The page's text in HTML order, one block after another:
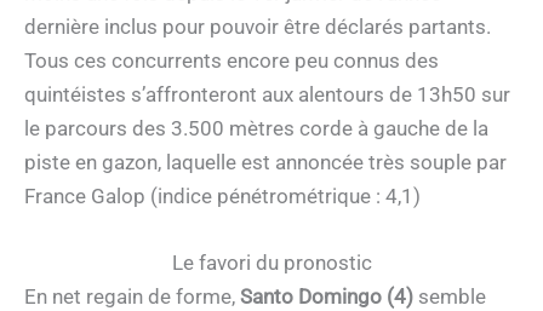
dernière inclus pour pouvoir être déclarés partants.
Tous ces concurrents encore peu connus des
quintéistes s’affronteront aux alentours de 13h50 sur
le parcours des 3.500 mètres corde à gauche de la
piste en gazon, laquelle est annoncée très souple par
France Galop (indice pénétrométrique : 4,1)
Le favori du pronostic
En net regain de forme, Santo Domingo (4) semble